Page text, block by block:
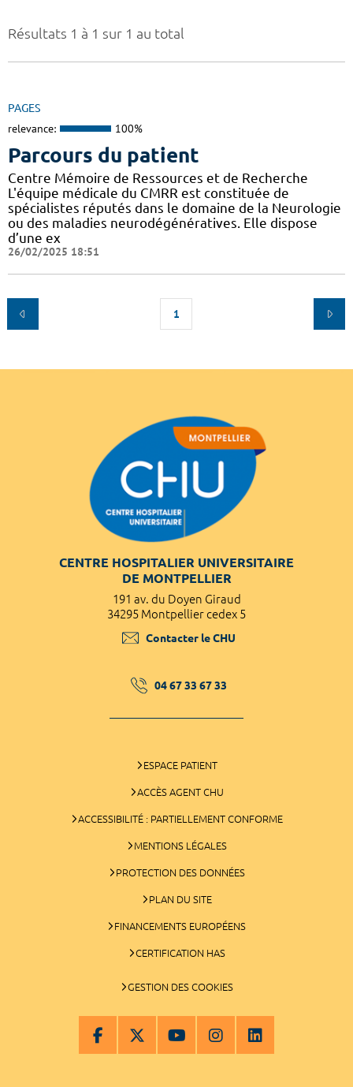
Résultats 1 à 1 sur 1 au total
PAGES
relevance: 100%
Parcours du patient
Centre Mémoire de Ressources et de Recherche
L'équipe médicale du CMRR est constituée de
spécialistes réputés dans le domaine de la Neurologie
ou des maladies neurodégénératives. Elle dispose
d’une ex
26/02/2025 18:51
1
CENTRE HOSPITALIER UNIVERSITAIRE
DE MONTPELLIER
191 av. du Doyen Giraud
34295 Montpellier cedex 5
Contacter le CHU
04 67 33 67 33
ESPACE PATIENT
ACCÈS AGENT CHU
ACCESSIBILITÉ : PARTIELLEMENT CONFORME
MENTIONS LÉGALES
PROTECTION DES DONNÉES
PLAN DU SITE
FINANCEMENTS EUROPÉENS
CERTIFICATION HAS
GESTION DES COOKIES